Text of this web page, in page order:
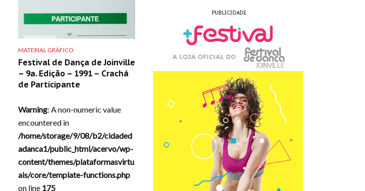
MATERIAL GRÁFICO
Festival de Dança de Joinville
– 9a. Edição – 1991 – Crachá
de Participante
Warning: A non-numeric value
encountered in
/home/storage/9/08/b2/cidaded
adanca1/public_html/acervo/wp-
content/themes/plataformasvirtu
ais/core/template-functions.php
on line 175
PUBLICIDADE